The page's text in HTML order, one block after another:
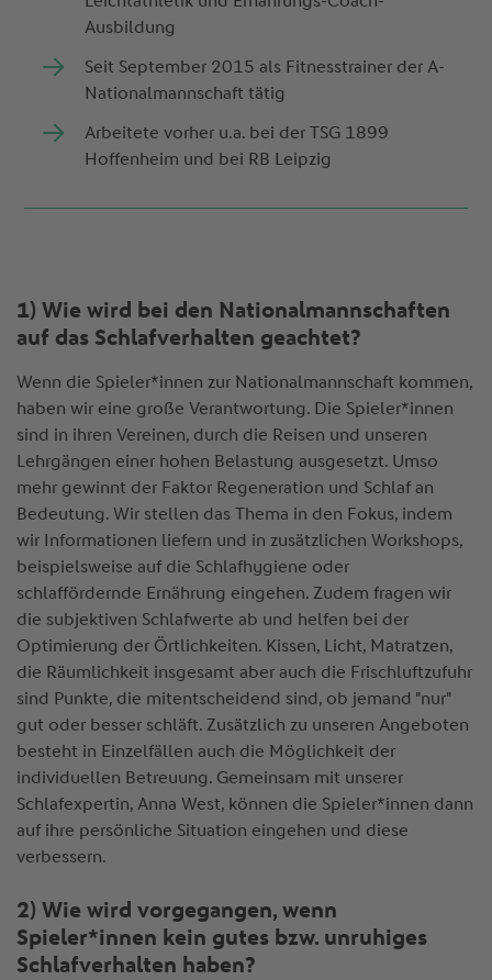
Ausbildung
Seit September 2015 als Fitnesstrainer der A-
Nationalmannschaft tätig
Arbeitete vorher u.a. bei der TSG 1899
Hoffenheim und bei RB Leipzig
1) Wie wird bei den Nationalmannschaften
auf das Schlafverhalten geachtet?
Wenn die Spieler*innen zur Nationalmannschaft kommen,
haben wir eine große Verantwortung. Die Spieler*innen
sind in ihren Vereinen, durch die Reisen und unseren
Lehrgängen einer hohen Belastung ausgesetzt. Umso
mehr gewinnt der Faktor Regeneration und Schlaf an
Bedeutung. Wir stellen das Thema in den Fokus, indem
wir Informationen liefern und in zusätzlichen Workshops,
beispielsweise auf die Schlafhygiene oder
schlaffördernde Ernährung eingehen. Zudem fragen wir
die subjektiven Schlafwerte ab und helfen bei der
Optimierung der Örtlichkeiten. Kissen, Licht, Matratzen,
die Räumlichkeit insgesamt aber auch die Frischluftzufuhr
sind Punkte, die mitentscheidend sind, ob jemand "nur"
gut oder besser schläft. Zusätzlich zu unseren Angeboten
besteht in Einzelfällen auch die Möglichkeit der
individuellen Betreuung. Gemeinsam mit unserer
Schlafexpertin, Anna West, können die Spieler*innen dann
auf ihre persönliche Situation eingehen und diese
verbessern.
2) Wie wird vorgegangen, wenn
Spieler*innen kein gutes bzw. unruhiges
Schlafverhalten haben?